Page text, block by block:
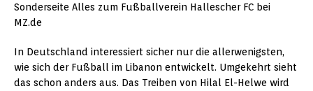
Sonderseite Alles zum Fußballverein Hallescher FC bei
MZ.de
In Deutschland interessiert sicher nur die allerwenigsten,
wie sich der Fußball im Libanon entwickelt. Umgekehrt sieht
das schon anders aus. Das Treiben von Hilal El-Helwe wird